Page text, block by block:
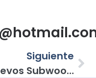
Siguiente
Nuevos Subwoofers Champion Series De Pioneer, Disponibles En 12 Pulgadas